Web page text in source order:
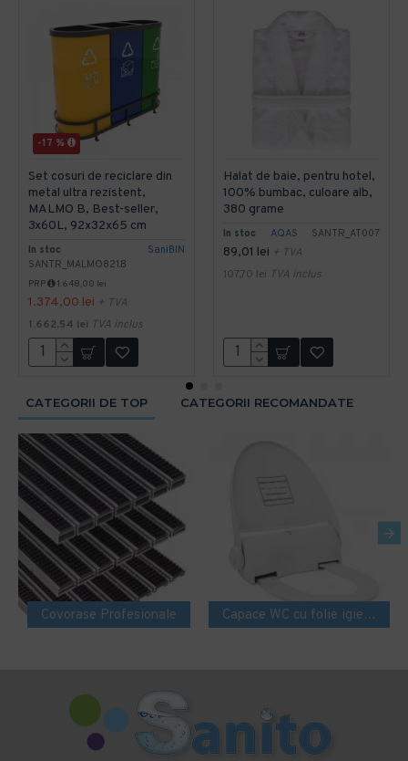
-17 %
In stoc
SaniBIN
SANTR_MALMO821.B
Set cosuri de reciclare din
metal ultra rezistent,
MALMO B, Best-seller,
3x60L, 92x32x65 cm
PRP 1.648,00 lei
1.374,00 lei + TVA
1.662,54 lei TVA inclus
In stoc AQAS SANTR_AT007
Halat de baie, pentru hotel,
100% bumbac, culoare alb,
380 grame
89,01 lei + TVA
107,70 lei TVA inclus
CATEGORII DE TOP CATEGORII RECOMANDATE
Covorase Profesionale Capace WC cu folie igienica